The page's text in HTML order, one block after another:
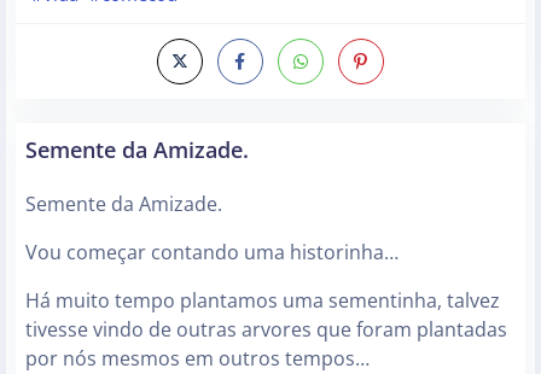
Semente da Amizade.
Semente da Amizade.
Vou começar contando uma historinha…
Há muito tempo plantamos uma sementinha, talvez
tivesse vindo de outras arvores que foram plantadas
por nós mesmos em outros tempos…